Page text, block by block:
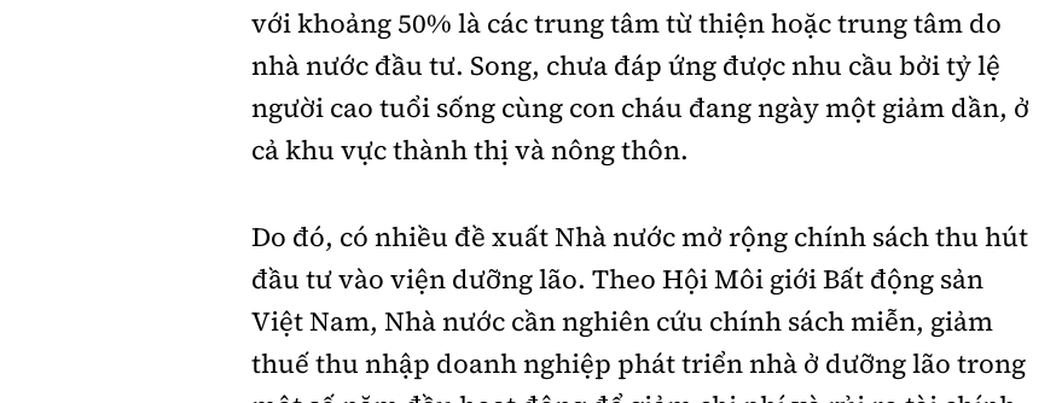
với khoảng 50% là các trung tâm từ thiện hoặc trung tâm do
nhà nước đầu tư. Song, chưa đáp ứng được nhu cầu bởi tỷ lệ
người cao tuổi sống cùng con cháu đang ngày một giảm dần, ở
cả khu vực thành thị và nông thôn.
Do đó, có nhiều đề xuất Nhà nước mở rộng chính sách thu hút
đầu tư vào viện dưỡng lão. Theo Hội Môi giới Bất động sản
Việt Nam, Nhà nước cần nghiên cứu chính sách miễn, giảm
thuế thu nhập doanh nghiệp phát triển nhà ở dưỡng lão trong